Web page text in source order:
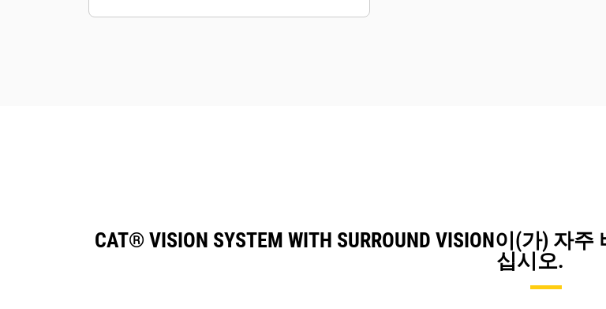
라가 포함됩니다. 구성품 연결을 위해 하
CAT® VISION SYSTEM WITH SURROUND VISION이(가)
십시오.